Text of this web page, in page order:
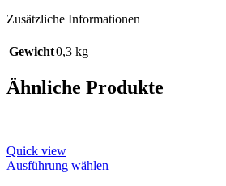
Zusätzliche Informationen
Gewicht0,3 kg
Ähnliche Produkte
Quick view
Ausführung wählen